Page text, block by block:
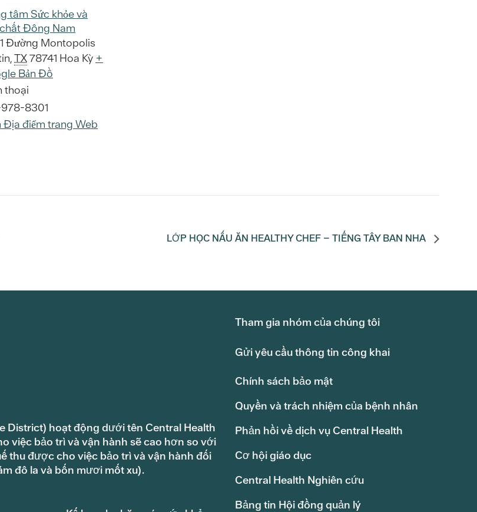
tâm Sức khỏe và
Đông Nam
Đường Montopolis
TX78741 Hoa Kỳ +
Bản Đồ
thoại
8301
Địa điểm trang Web
LỚP HỌC NẤU ĂN HEALTHY CHEF – TIẾNG TÂY BAN NHA
District) hoạt động dưới tên Central Health
việc bảo trì và vận hành sẽ cao hơn so với
thu được cho việc bảo trì và vận hành đối
đô la và bốn mươi mốt xu).
Tham gia nhóm của chúng tôi
Gửi yêu cầu thông tin công khai
Chính sách bảo mật
Quyền và trách nhiệm của bệnh nhân
Phản hồi về dịch vụ Central Health
Cơ hội giáo dục
Central Health Nghiên cứu
Bảng tin Hội đồng quản lý